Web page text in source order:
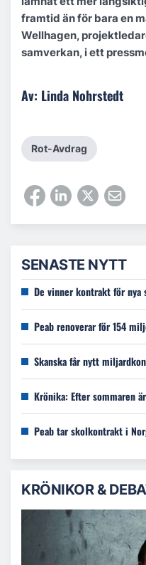
framtid än för bara en
Wellhagen,
samverkan, i ett
Av: Linda Nohrstedt
Rot-Avdrag
SENASTE NYTT
De vinner kontrakt för nya
Peab renoverar för 154
Skanska får nytt
Krönika: Efter sommaren
Peab tar skolkontrakt i
KRÖNIKOR &